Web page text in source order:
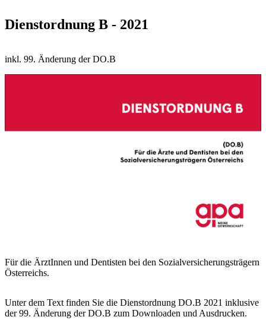
Dienstordnung B - 2021
inkl. 99. Änderung der DO.B
Für die ÄrztInnen und Dentisten bei den Sozialversicherungsträgern
Österreichs.
Unter dem Text finden Sie die Dienstordnung DO.B 2021 inklusive
der 99. Änderung der DO.B zum Downloaden und Ausdrucken.